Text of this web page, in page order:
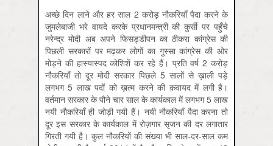
अच्छे दिन लाने और हर साल 2 करोड़ नौकरियाँ पैदा करने के
जुमलेबाजी भरे वायदे करके प्रधानमन्त्री की कुर्सी पर पहुँचे
नरेन्द्र मोदी अब अपने फिसड्डीपन का ठीकरा कांग्रेस की
पिछली सरकारों पर मढ़कर लोगों का गुस्सा कांग्रेस की ओर
मोड़ने की हास्यास्पद कोशिशें कर रहे हैं। प्रति वर्ष 2 करोड़
नौकरियाँ तो दूर मोदी सरकार पिछले 5 सालों से ख़ाली पड़े
लगभग 5 लाख पदों को ख़त्म करने की क़वायद में लगी है।
वर्तमान सरकार के पौने चार साल के कार्यकाल में लगभग 5 लाख
नयी नौकरियाँ ही जोड़ी गयी हैं। नयी नौकरियाँ पैदा करना तो
दूर इस सरकार के कार्यकाल में रोज़गार सृजन की दर लगातार
गिरती गयी है। कुल नौकरियों की संख्या भी साल-दर-साल कम